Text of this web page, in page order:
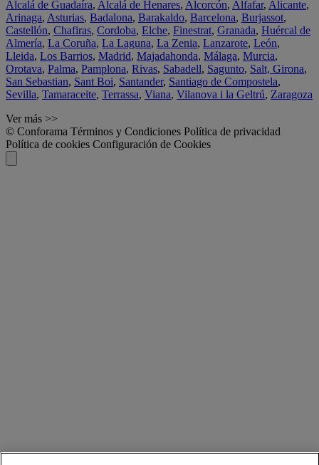
Alcalá de Guadaíra, Alcalá de Henares, Alcorcón, Alfafar, Alicante,
Arinaga, Asturias, Badalona, Barakaldo, Barcelona, Burjassot,
Castellón, Chafiras, Cordoba, Elche, Finestrat, Granada, Huércal de
Almería, La Coruña, La Laguna, La Zenia, Lanzarote, León,
Lleida, Los Barrios, Madrid, Majadahonda, Málaga, Murcia,
Orotava, Palma, Pamplona, Rivas, Sabadell, Sagunto, Salt, Girona,
San Sebastian, Sant Boi, Santander, Santiago de Compostela,
Sevilla, Tamaraceite, Terrassa, Viana, Vilanova i la Geltrú, Zaragoza
Ver más >>
© Conforama Términos y Condiciones Política de privacidad
Política de cookies Configuración de Cookies